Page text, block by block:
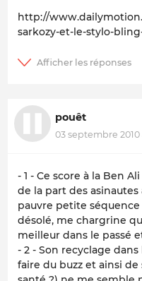
http://
sarkozy-et-le-stylo-
pouêt
03 septembre 2010
- 1 - Ce score à la Ben
de la part des
pauvre petite
désolé, me chargrine
meilleur dans le passé
- 2 - Son recyclage
faire du buzz et ainsi